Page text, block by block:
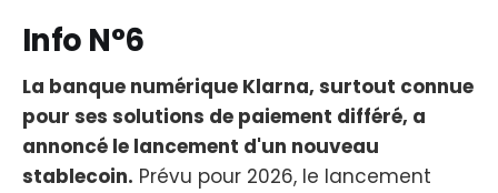
Info N°6
La banque numérique Klarna, surtout connue
pour ses solutions de paiement différé, a
annoncé le lancement d'un nouveau
stablecoin. Prévu pour 2026, le lancement